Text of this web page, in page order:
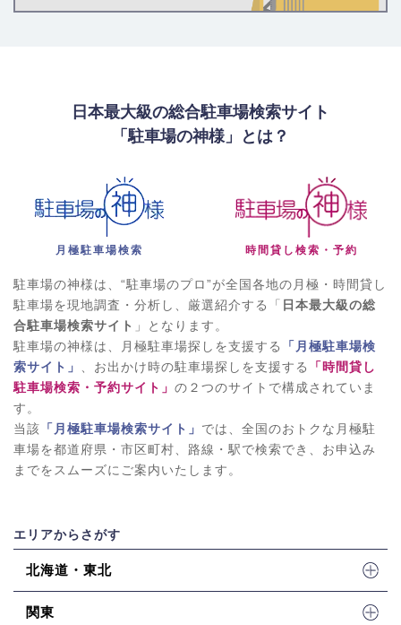
日本最大級の総合駐車場検索サイト
「駐車場の神様」とは？
月極駐車場検索 時間貸し検索・予約
駐車場の神様は、“駐車場のプロ”が全国各地の月極・時間貸し
駐車場を現地調査・分析し、厳選紹介する「 日本最大級の総
合駐車場検索サイト 」となります。
駐車場の神様は、月極駐車場探しを支援する
「月極駐車場検
索サイト」
、お出かけ時の駐車場探しを支援する
「時間貸し
駐車場検索・予約サイト」 の２つのサイトで構成されていま
す。
当該 「月極駐車場検索サイト」 では、全国のおトクな月極駐
車場を都道府県・市区町村、路線・駅で検索でき、お申込み
までをスムーズにご案内いたします。
エリアからさがす
北海道・東北
関東